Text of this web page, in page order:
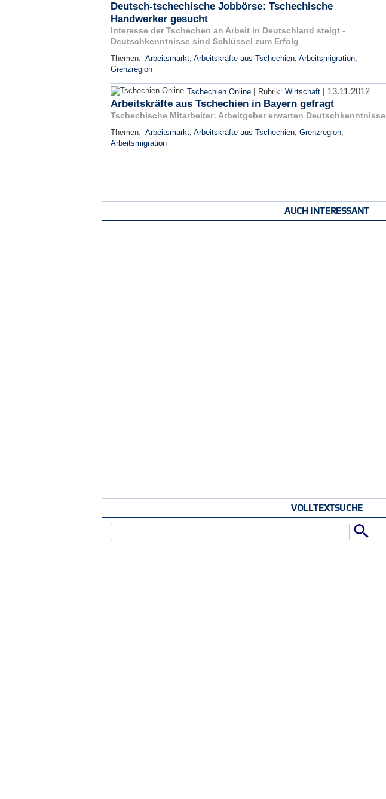
Deutsch-tschechische Jobbörse: Tschechische
Handwerker gesucht
Interesse der Tschechen an Arbeit in Deutschland steigt -
Deutschkenntnisse sind Schlüssel zum Erfolg
Themen: Arbeitsmarkt, Arbeitskräfte aus Tschechien, Arbeitsmigration,
Grenzregion
Tschechien Online | Rubrik: Wirtschaft | 13.11.2012
Arbeitskräfte aus Tschechien in Bayern gefragt
Tschechische Mitarbeiter: Arbeitgeber erwarten Deutschkenntnisse
Themen: Arbeitsmarkt, Arbeitskräfte aus Tschechien, Grenzregion,
Arbeitsmigration
AUCH INTERESSANT
VOLLTEXTSUCHE